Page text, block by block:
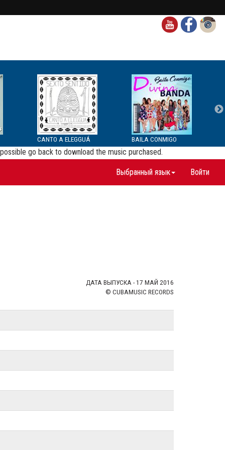
CANTO A ELEGGUÁ BAILA CONMIGO
go back to download the music purchased.
Выбранный язык Войти
ДАТА ВЫПУСКА - 17 МАЙ 2016
© CUBAMUSIC RECORDS